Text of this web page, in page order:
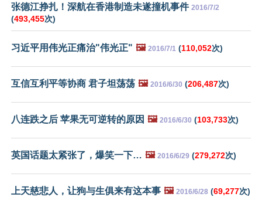
张德江挣扎！深航在香港制造未遂撞机事件 2016/7/2
(493,455次)
习近平用伟光正痛治"伟光正" 🖼️ 2016/7/1 (110,052次)
互信互利平等协商 君子坦荡荡 🖼️ 2016/6/30 (206,487次)
八连跌之后 苹果无可逆转的原因 🖼️ 2016/6/30 (103,733次)
英国话题太紧张了，爆笑一下… 🖼️ 2016/6/29 (279,272次)
上天慈悲人，让狗与生俱来有这本事 🖼️ 2016/6/28 (69,277次)